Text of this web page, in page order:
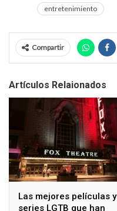
entretenimiento
Compartir
Artículos Relaionados
Las mejores películas y
series LGTB que han